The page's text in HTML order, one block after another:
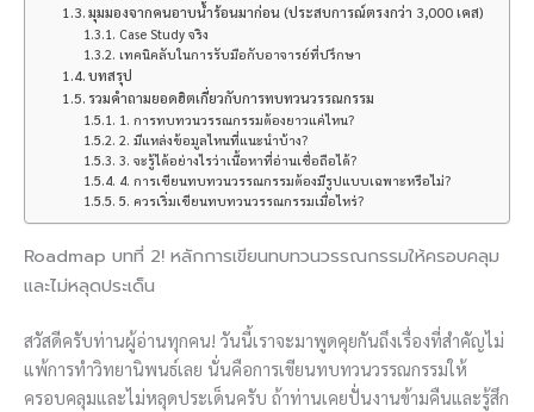
มุมมองจากคนอาบน้ำร้อนมาก่อน (ประสบการณ์ตรงกว่า 3,000 เคส)
Case Study จริง
เทคนิคลับในการรับมือกับอาจารย์ที่ปรึกษา
บทสรุป
รวมคำถามยอดฮิตเกี่ยวกับการทบทวนวรรณกรรม
1. การทบทวนวรรณกรรมต้องยาวแค่ไหน?
2. มีแหล่งข้อมูลไหนที่แนะนำบ้าง?
3. จะรู้ได้อย่างไรว่าเนื้อหาที่อ่านเชื่อถือได้?
4. การเขียนทบทวนวรรณกรรมต้องมีรูปแบบเฉพาะหรือไม่?
5. ควรเริ่มเขียนทบทวนวรรณกรรมเมื่อไหร่?
Roadmap บทที่ 2! หลักการเขียนทบทวนวรรณกรรมให้ครอบคลุม
และไม่หลุดประเด็น
สวัสดีครับท่านผู้อ่านทุกคน! วันนี้เราจะมาพูดคุยกันถึงเรื่องที่สำคัญไม่
แพ้การทำวิทยานิพนธ์เลย นั่นคือการเขียนทบทวนวรรณกรรมให้
ครอบคลุมและไม่หลุดประเด็นครับ ถ้าท่านเคยปั่นงานข้ามคืนและรู้สึก